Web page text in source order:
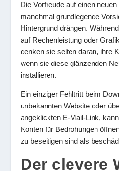
Die Vorfreude auf einen
manchmal grundlegende
Hintergrund drängen.
auf Rechenleistung oder
denken sie selten daran, ihre
wenn sie diese glänzenden
installieren.
Ein einziger Fehltritt beim
unbekannten Website oder
angeklickten E-Mail-Link,
Konten für Bedrohungen
zu beseitigen sind als
Der clevere